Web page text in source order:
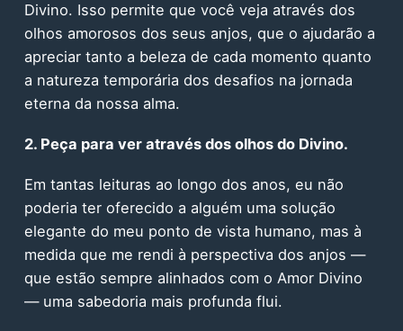
Divino. Isso permite que você veja através dos
olhos amorosos dos seus anjos, que o ajudarão a
apreciar tanto a beleza de cada momento quanto
a natureza temporária dos desafios na jornada
eterna da nossa alma.
2. Peça para ver através dos olhos do Divino.
Em tantas leituras ao longo dos anos, eu não
poderia ter oferecido a alguém uma solução
elegante do meu ponto de vista humano, mas à
medida que me rendi à perspectiva dos anjos —
que estão sempre alinhados com o Amor Divino
— uma sabedoria mais profunda flui.